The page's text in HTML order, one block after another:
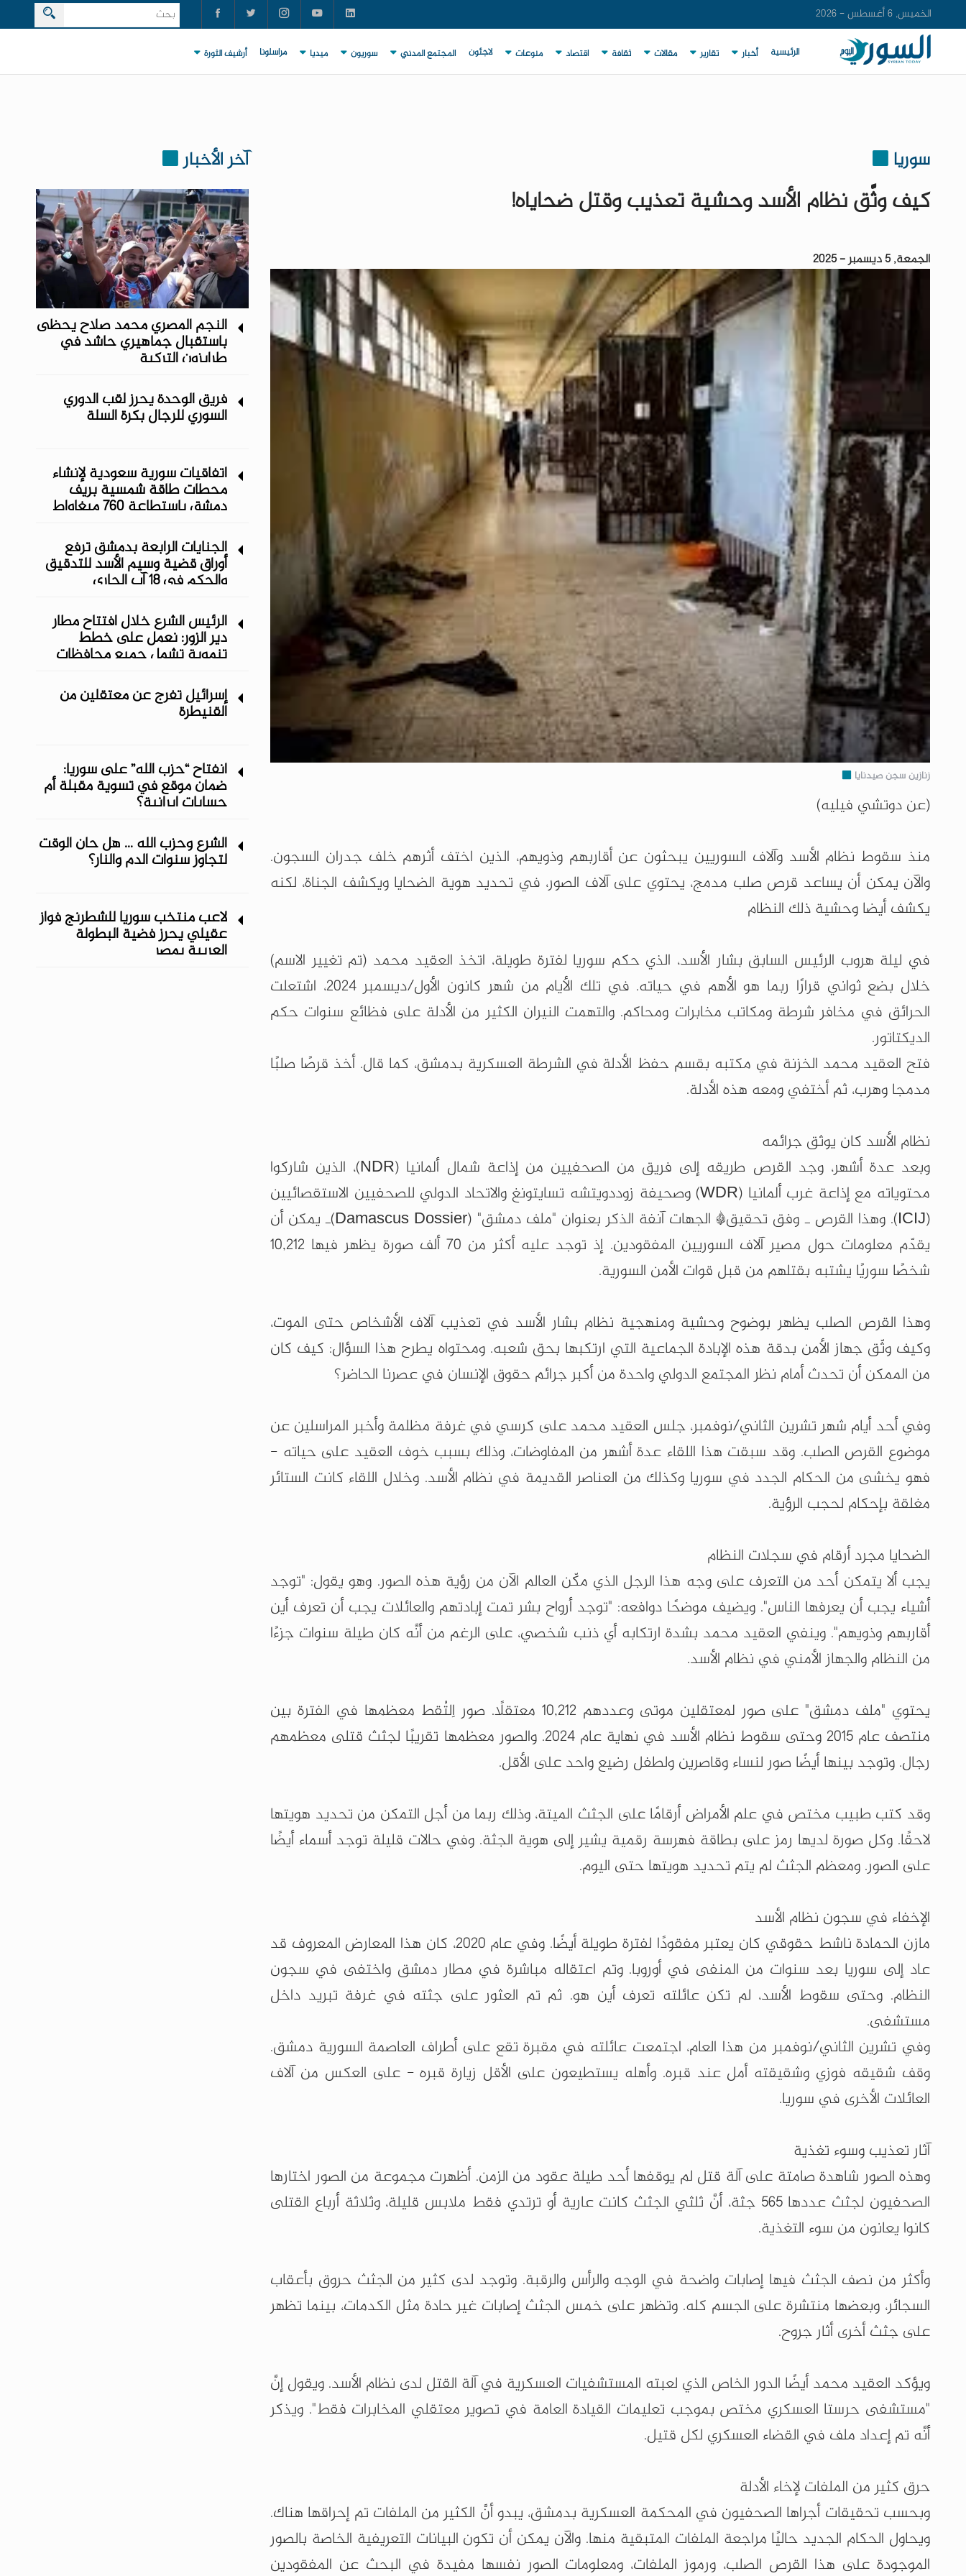
الخميس, 6 أغسطس - 2026
الرئيسية أخبار تقارير مقالات ثقافة اقتصاد منوعات لاجئون المجتمع المدني سوريون ميديا مراسلونا أرشيف الثورة
سوريا
كيف وثَّق نظام الأسد وحشية تعذيب وقتل ضحاياه!
الجمعة, 5 ديسمبر - 2025
زنازين سجن صيدنايا
(عن دوتشي فيليه)
منذ سقوط نظام الأسد وآلاف السوريين يبحثون عن أقاربهم وذويهم، الذين اختف أثرهم خلف جدران السجون.
والآن يمكن أن يساعد قرص صلب مدمج، يحتوي على آلاف الصور، في تحديد هوية الضحايا ويكشف الجناة، لكنه
يكشف أيضا وحشية ذلك النظام
في ليلة هروب الرئيس السابق بشار الأسد، الذي حكم سوريا لفترة طويلة، اتخذ العقيد محمد (تم تغيير الاسم)
خلال بضع ثواني قرارًا ربما هو الأهم في حياته. في تلك الأيام من شهر كانون الأول/ديسمبر 2024، اشتعلت
الحرائق في مخافر شرطة ومكاتب مخابرات ومحاكم. والتهمت النيران الكثير من الأدلة على فظائع سنوات حكم
الديكتاتور.
فتح العقيد محمد الخزنة في مكتبه بقسم حفظ الأدلة في الشرطة العسكرية بدمشق، كما قال. أخذ قرصًا صلبًا
مدمجا وهرب، ثم أختفي ومعه هذه الأدلة.
نظام الأسد كان يوثق جرائمه
وبعد عدة أشهر، وجد القرص طريقه إلى فريق من الصحفيين من إذاعة شمال ألمانيا (NDR)، الذين شاركوا
محتوياته مع إذاعة غرب ألمانيا (WDR) وصحيفة زوددويتشه تسايتونغ والاتحاد الدولي للصحفيين الاستقصائيين
(ICIJ). وهذا القرص ـ وفق تحقيق* الجهات آنفة الذكر بعنوان "ملف دمشق" (Damascus Dossier)ـ يمكن أن
يقدّم معلومات حول مصير آلاف السوريين المفقودين. إذ توجد عليه أكثر من 70 ألف صورة يظهر فيها 10,212
شخصًا سوريًا يشتبه بقتلهم من قبل قوات الأمن السورية.
وهذا القرص الصلب يظهر بوضوح وحشية ومنهجية نظام بشار الأسد في تعذيب آلاف الأشخاص حتى الموت،
وكيف وثّق جهاز الأمن بدقة هذه الإبادة الجماعية التي ارتكبها بحق شعبه. ومحتواه يطرح هذا السؤال: كيف كان
من الممكن أن تحدث أمام نظر المجتمع الدولي واحدة من أكبر جرائم حقوق الإنسان في عصرنا الحاضر؟
وفي أحد أيام شهر تشرين الثاني/نوفمبر، جلس العقيد محمد على كرسي في غرفة مظلمة وأخبر المراسلين عن
موضوع القرص الصلب. وقد سبقت هذا اللقاء عدة أشهر من المفاوضات، وذلك بسبب خوف العقيد على حياته -
فهو يخشى من الحكام الجدد في سوريا وكذلك من العناصر القديمة في نظام الأسد. وخلال اللقاء كانت الستائر
مغلقة بإحكام لحجب الرؤية.
الضحايا مجرد أرقام في سجلات النظام
يجب ألا يتمكن أحد من التعرف على وجه هذا الرجل الذي مكّن العالم الآن من رؤية هذه الصور. وهو يقول: "توجد
أشياء يجب أن يعرفها الناس". ويضيف موضحًا دوافعه: "توجد أرواح بشر تمت إبادتهم والعائلات يجب أن تعرف أين
أقاربهم وذويهم". وينفي العقيد محمد بشدة ارتكابه أي ذنب شخصي، على الرغم من أنَّه كان طيلة سنوات جزءًا
من النظام والجهاز الأمني في نظام الأسد.
يحتوي "ملف دمشق" على صور لمعتقلين موتى وعددهم 10,212 معتقلًا. صور اِلتُقط معظمها في الفترة بين
منتصف عام 2015 وحتى سقوط نظام الأسد في نهاية عام 2024. والصور معظمها تقريبًا لجثث قتلى معظمهم
رجال. وتوجد بينها أيضًا صور لنساء وقاصرين ولطفل رضيع واحد على الأقل.
وقد كتب طبيب مختص في علم الأمراض أرقامًا على الجثث الميتة، وذلك ربما من أجل التمكن من تحديد هويتها
لاحقًا. وكل صورة لديها رمز على بطاقة فهرسة رقمية يشير إلى هوية الجثة. وفي حالات قليلة توجد أسماء أيضًا
على الصور. ومعظم الجثث لم يتم تحديد هويتها حتى اليوم.
الإخفاء في سجون نظام الأسد
مازن الحمادة ناشط حقوقي كان يعتبر مفقودًا لفترة طويلة أيضًا. وفي عام 2020، كان هذا المعارض المعروف قد
عاد إلى سوريا بعد سنوات من المنفى في أوروبا. وتم اعتقاله مباشرة في مطار دمشق واختفى في سجون
النظام. وحتى سقوط الأسد، لم تكن عائلته تعرف أين هو. ثم تم العثور على جثته في غرفة تبريد داخل
مستشفى.
وفي تشرين الثاني/نوفمبر من هذا العام، اجتمعت عائلته في مقبرة تقع على أطراف العاصمة السورية دمشق.
وقف شقيقه فوزي وشقيقته أمل عند قبره. وأهله يستطيعون على الأقل زيارة قبره - على العكس من آلاف
العائلات الأخرى في سوريا.
آثار تعذيب وسوء تغذية
وهذه الصور شاهدة صامتة على آلة قتل لم يوقفها أحد طيلة عقود من الزمن. أظهرت مجموعة من الصور اختارها
الصحفيون لجثث عددها 565 جثة، أنَّ ثلثي الجثث كانت عارية أو ترتدي فقط ملابس قليلة، وثلاثة أرباع القتلى
كانوا يعانون من سوء التغذية.
وأكثر من نصف الجثث فيها إصابات واضحة في الوجه والرأس والرقبة. وتوجد لدى كثير من الجثث حروق بأعقاب
السجائر، وبعضها منتشرة على الجسم كله. وتظهر على خمس الجثث إصابات غير حادة مثل الكدمات، بينما تظهر
على جثث أخرى أثار جروح.
ويؤكد العقيد محمد أيضًا الدور الخاص الذي لعبته المستشفيات العسكرية في آلة القتل لدى نظام الأسد. ويقول إنَّ
"مستشفى حرستا العسكري مختص بموجب تعليمات القيادة العامة في تصوير معتقلي المخابرات فقط". ويذكر
أنَّه تم إعداد ملف في القضاء العسكري لكل قتيل.
حرق كثير من الملفات لإخاء الأدلة
وبحسب تحقيقات أجراها الصحفيون في المحكمة العسكرية بدمشق، يبدو أنَّ الكثير من الملفات تم إحراقها هناك.
ويحاول الحكام الجديد حاليًا مراجعة الملفات المتبقية منها. والآن يمكن أن تكون البيانات التعريفية الخاصة بالصور
الموجودة على هذا القرص الصلب، ورموز الملفات، ومعلومات الصور نفسها مفيدة في البحث عن المفقودين
آخر الأخبار
النجم المصري محمد صلاح يحظى
باستقبال جماهيري حاشد في
طرابزون التركية
فريق الوحدة يحرز لقب الدوري
السوري للرجال بكرة السلة
اتفاقيات سورية سعودية لإنشاء
محطات طاقة شمسية ‏بريف
دمشق باستطاعة 760 ميغاواط
الجنايات الرابعة بدمشق ترفع
أوراق قضية وسيم الأسد للتدقيق
والحكم في 18 آب الجاري
الرئيس الشرع خلال افتتاح مطار
دير الزور: نعمل على خطط
تنموية تشمل جميع محافظات
إسرائيل تفرج عن معتقلين من
القنيطرة
انفتاح “حزب الله” على سوريا:
ضمان موقع في تسوية مقبلة أم
حسابات إيرانية؟
الشرع وحزب الله ... هل حان الوقت
لتجاوز سنوات الدم والنار؟
لاعب منتخب سوريا للشطرنج فواز
عقيلي يحرز فضية البطولة
العربية بمصر